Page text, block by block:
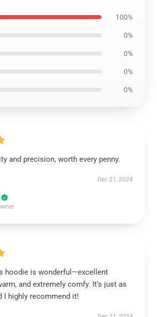
100%
0%
0%
0%
0%
and precision, worth every penny.
Dec 21, 2024
hoodie is wonderful—excellent
and extremely comfy. It’s just as
I highly recommend it!